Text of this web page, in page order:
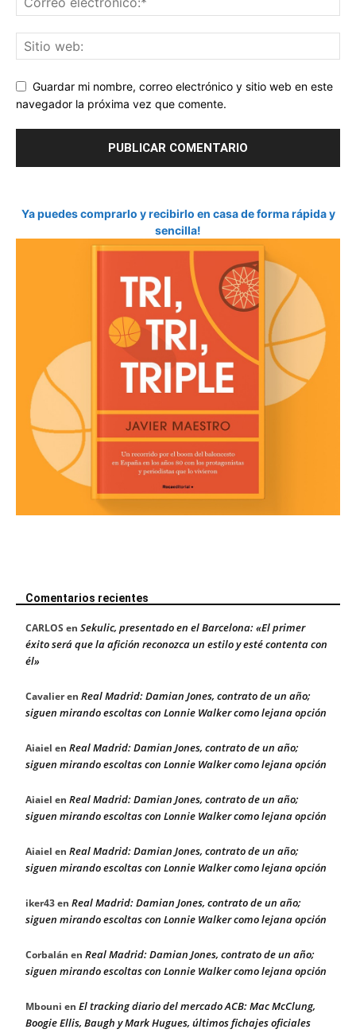
Guardar mi nombre, correo electrónico y sitio web en este
navegador la próxima vez que comente.
Ya puedes comprarlo y recibirlo en casa de forma rápida y
sencilla!
Comentarios recientes
CARLOS en Sekulic, presentado en el Barcelona: «El primer
éxito será que la afición reconozca un estilo y esté contenta con
él»
Cavalieren Real Madrid: Damian Jones, contrato de un año;
siguen mirando escoltas con Lonnie Walker como lejana opción
Aiaiel en Real Madrid: Damian Jones, contrato de un año;
siguen mirando escoltas con Lonnie Walker como lejana opción
Aiaiel en Real Madrid: Damian Jones, contrato de un año;
siguen mirando escoltas con Lonnie Walker como lejana opción
Aiaiel en Real Madrid: Damian Jones, contrato de un año;
siguen mirando escoltas con Lonnie Walker como lejana opción
iker43en Real Madrid: Damian Jones, contrato de un año;
siguen mirando escoltas con Lonnie Walker como lejana opción
Corbalán en Real Madrid: Damian Jones, contrato de un año;
siguen mirando escoltas con Lonnie Walker como lejana opción
Mbouni en El tracking diario del mercado ACB: Mac McClung,
Boogie Ellis, Baugh y Mark Hugues, últimos fichajes oficiales